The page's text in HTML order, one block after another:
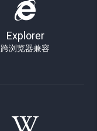
Explorer
跨浏览器兼容